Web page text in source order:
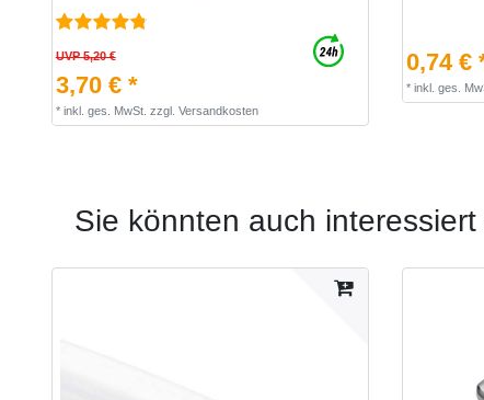
UVP 5,20 €
3,70 € *
* inkl. ges. MwSt. zzgl. Versandkosten
0,74 €
* inkl. ges.
Sie könnten auch interessiert